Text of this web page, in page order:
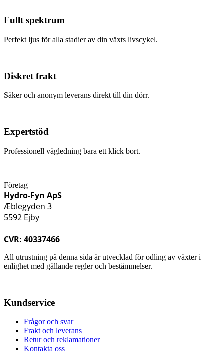
Fullt spektrum
Perfekt ljus för alla stadier av din växts livscykel.
Diskret frakt
Säker och anonym leverans direkt till din dörr.
Expertstöd
Professionell vägledning bara ett klick bort.
Företag
Hydro-Fyn ApS
Æblegyden 3
5592 Ejby
CVR: 40337466
All utrustning på denna sida är utvecklad för odling av växter i
enlighet med gällande regler och bestämmelser.
Kundservice
Frågor och svar
Frakt och leverans
Retur och reklamationer
Kontakta oss